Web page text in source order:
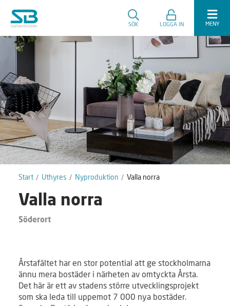
SÖK LOGGA IN MENY
Start Uthyres Nyproduktion Valla norra
Valla norra
Söderort
Årstafältet har en stor potential att ge stockholmarna
ännu mera bostäder i närheten av omtyckta Årsta.
Det här är ett av stadens större utvecklingsprojekt
som ska leda till uppemot 7 000 nya bostäder.